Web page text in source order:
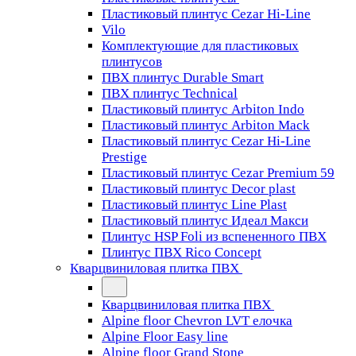
Пластиковый плинтус Cezar Hi-Line
Vilo
Комплектующие для пластиковых
плинтусов
ПВХ плинтус Durable Smart
ПВХ плинтус Technical
Пластиковый плинтус Arbiton Indo
Пластиковый плинтус Arbiton Mack
Пластиковый плинтус Cezar Hi-Line
Prestige
Пластиковый плинтус Cezar Premium 59
Пластиковый плинтус Decor plast
Пластиковый плинтус Line Plast
Пластиковый плинтус Идеал Макси
Плинтус HSP Foli из вспененного ПВХ
Плинтус ПВХ Rico Concept
Кварцвиниловая плитка ПВХ
Кварцвиниловая плитка ПВХ
Alpine floor Chevron LVT елочка
Alpine Floor Easy line
Alpine floor Grand Stone